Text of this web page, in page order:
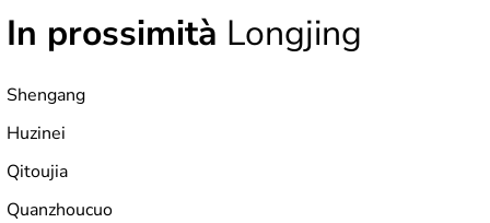
In prossimità Longjing
Shengang
Huzinei
Qitoujia
Quanzhoucuo